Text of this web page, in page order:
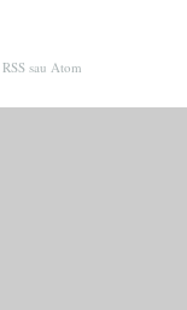
RSS sau Atom